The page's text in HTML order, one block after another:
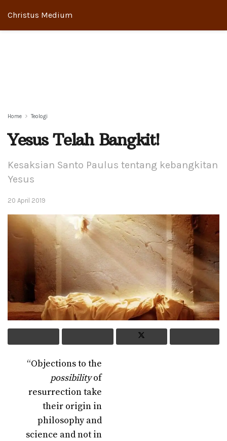
Christus Medium
Home Teologi
Yesus Telah Bangkit!
Kesaksian Santo Paulus tentang kebangkitan
Yesus
20 April 2019
“Objections to the
possibilityof
resurrection take
their origin in
philosophy and
science and not in